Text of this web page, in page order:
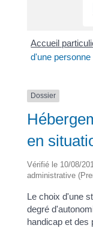
Accueil
d'une
Dossier
en
Vérifié le 10/08/
administrative
Le choix d'une
degré
handicap et des